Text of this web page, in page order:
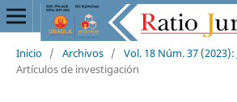
Inicio / Archivos / Vol. 18 Núm. 37
Artículos de investigación